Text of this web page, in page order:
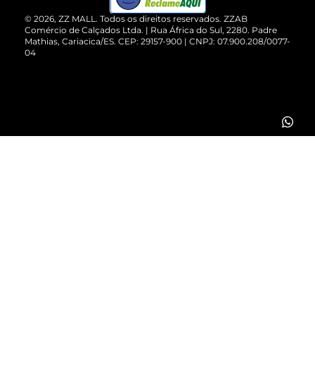
Cartão Presente
Vendas Corporativas
© 2026, ZZ MALL. Todos os direitos reservados. ZZAB
Comércio de Calçados Ltda. | Rua África do Sul, 2280. Padre
Mathias, Cariacica/ES. CEP: 29157-900 | CNPJ: 07.900.208/0077-
04